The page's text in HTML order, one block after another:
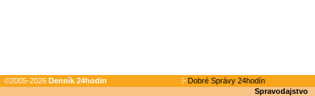
©2005-2026 Denník 24hodin
Dobré Správy 24hodín
Spravodajstvo